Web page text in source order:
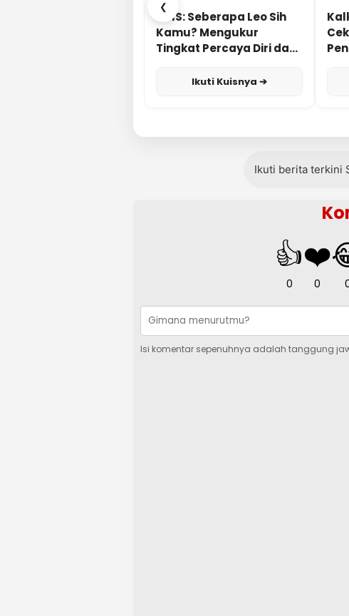
❮
KUIS: Seberapa Leo Sih
Kamu? Mengukur
Tingkat Percaya Diri dan
Ikuti Kuisnya ➔
Ikuti berita terkini
👍
0
❤️
0
Isi komentar sepenuhnya adalah tanggung